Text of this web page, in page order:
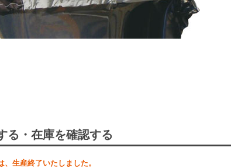
る・在庫を確認する
、生産終了いたしました。